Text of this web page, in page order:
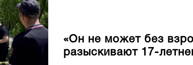
«Он не может без
разыскивают 17-